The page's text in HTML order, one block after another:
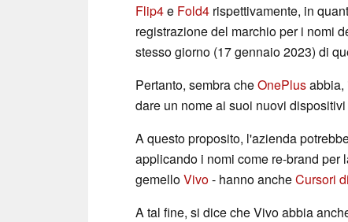
Flip4e Fold4 rispettivamente, in
registrazione del marchio per i nomi
stesso giorno (17 gennaio 2023) di
Pertanto, sembra cheOnePlusabbia,
dare un nome ai suoi nuovi
A questo proposito, l'azienda
applicando i nomi come re-brand per
gemelloVivo- hanno ancheCursori
A tal fine, si dice che Vivo abbia